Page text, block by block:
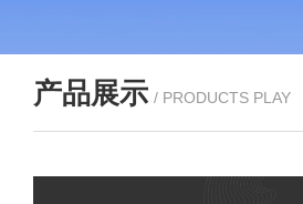
产品展示 / PRODUCTS PLAY